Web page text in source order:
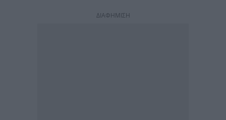
ΔΙΑΦΗΜΙΣΗ